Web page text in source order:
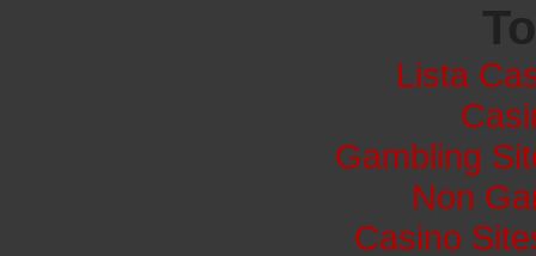
Lista
Gambling
Non
Casino